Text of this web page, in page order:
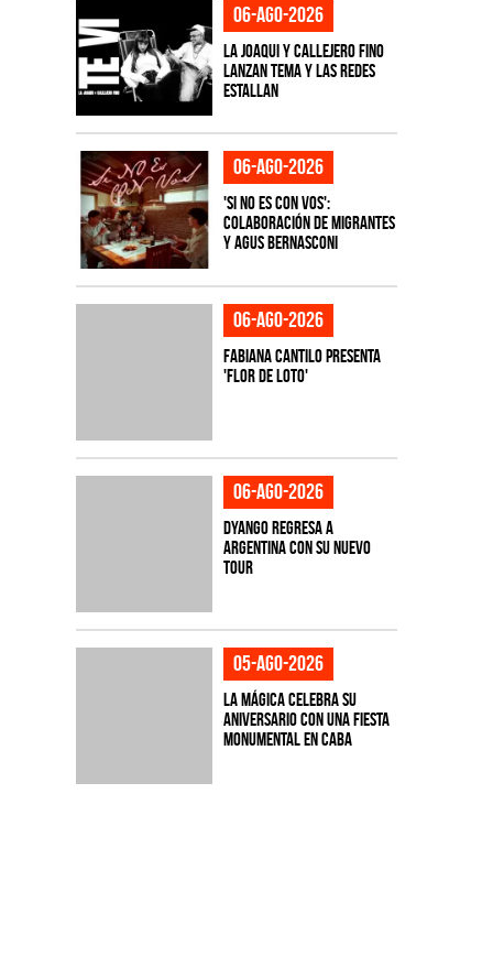
06-ago-2026
La Joaqui y Callejero Fino
lanzan tema y las redes
estallan
06-ago-2026
'Si No Es Con Vos':
colaboración de Migrantes
y Agus Bernasconi
06-ago-2026
Fabiana Cantilo presenta
'Flor de Loto'
06-ago-2026
Dyango regresa a
Argentina con su nuevo
tour
05-ago-2026
La Mágica celebra su
aniversario con una fiesta
monumental en CABA